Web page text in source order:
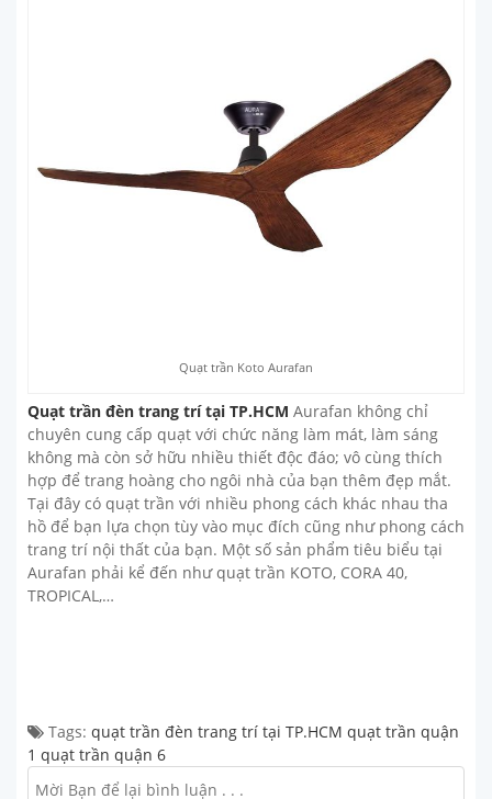
Quạt trần Koto Aurafan
Quạt trần đèn trang trí tại TP.HCM Aurafan không chỉ
chuyên cung cấp quạt với chức năng làm mát, làm sáng
không mà còn sở hữu nhiều thiết độc đáo; vô cùng thích
hợp để trang hoàng cho ngôi nhà của bạn thêm đẹp mắt.
Tại đây có quạt trần với nhiều phong cách khác nhau tha
hồ để bạn lựa chọn tùy vào mục đích cũng như phong cách
trang trí nội thất của bạn. Một số sản phẩm tiêu biểu tại
Aurafan phải kể đến như quạt trần KOTO, CORA 40,
TROPICAL,…
Tags: quạt trần đèn trang trí tại TP.HCM quạt trần quận
1 quạt trần quận 6